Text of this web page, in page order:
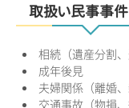
取扱い民事事件
相続（遺産分割
成年後見
夫婦関係（離婚
交通事故（物損